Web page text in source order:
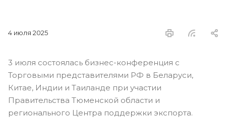
4 июля 2025
3 июля состоялась бизнес-конференция с
Торговыми представителями РФ в Беларуси,
Китае, Индии и Таиланде при участии
Правительства Тюменской области и
регионального Центра поддержки экспорта.